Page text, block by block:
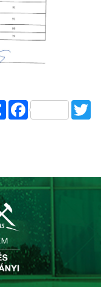
ShareFacebook